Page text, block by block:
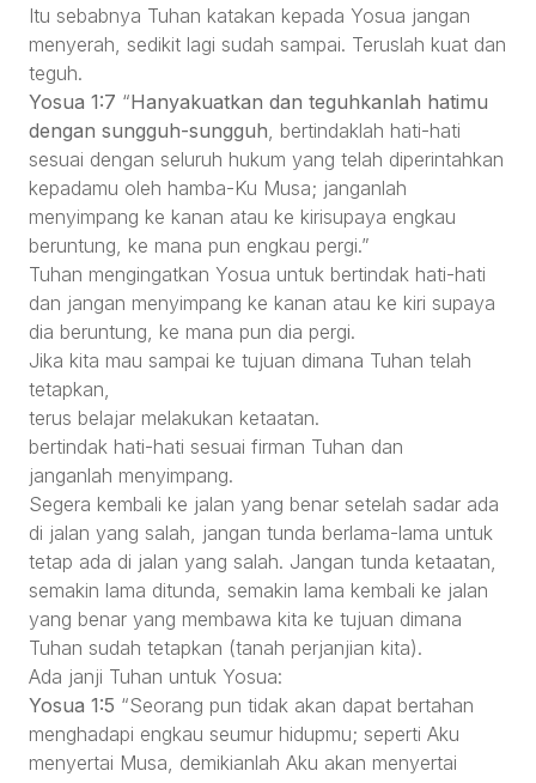
Itu sebabnya Tuhan katakan kepada Yosua jangan
menyerah, sedikit lagi sudah sampai. Teruslah kuat dan
teguh.
Yosua 1:7 “Hanyakuatkan dan teguhkanlah hatimu
dengan sungguh-sungguh, bertindaklah hati-hati
sesuai dengan seluruh hukum yang telah diperintahkan
kepadamu oleh hamba-Ku Musa; janganlah
menyimpang ke kanan atau ke kirisupaya engkau
beruntung, ke mana pun engkau pergi.”
Tuhan mengingatkan Yosua untuk bertindak hati-hati
dan jangan menyimpang ke kanan atau ke kiri supaya
dia beruntung, ke mana pun dia pergi.
Jika kita mau sampai ke tujuan dimana Tuhan telah
tetapkan,
terus belajar melakukan ketaatan.
bertindak hati-hati sesuai firman Tuhan dan
janganlah menyimpang.
Segera kembali ke jalan yang benar setelah sadar ada
di jalan yang salah, jangan tunda berlama-lama untuk
tetap ada di jalan yang salah. Jangan tunda ketaatan,
semakin lama ditunda, semakin lama kembali ke jalan
yang benar yang membawa kita ke tujuan dimana
Tuhan sudah tetapkan (tanah perjanjian kita).
Ada janji Tuhan untuk Yosua:
Yosua 1:5 “Seorang pun tidak akan dapat bertahan
menghadapi engkau seumur hidupmu; seperti Aku
menyertai Musa, demikianlah Aku akan menyertai